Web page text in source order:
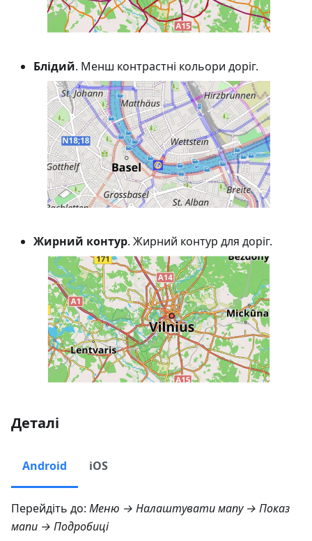
Блідий. Менш контрастні кольори доріг.
Жирний контур. Жирний контур для доріг.
Деталі
Android iOS
Перейдіть до: Меню → Налаштувати мапу → Показ
мапи → Подробиці